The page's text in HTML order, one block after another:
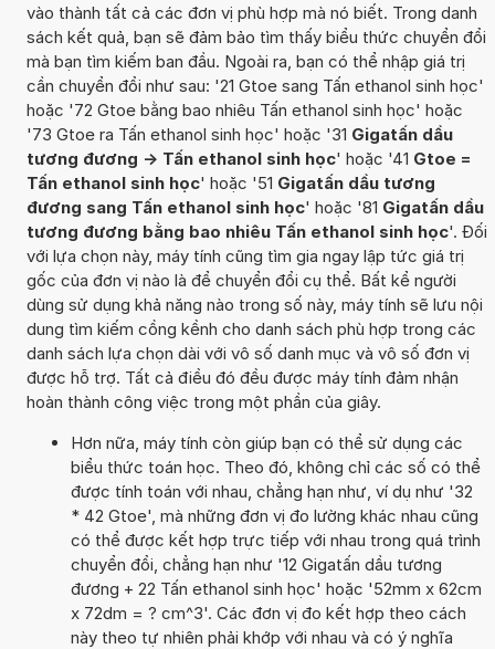
vào thành tất cả các đơn vị phù hợp mà nó biết. Trong danh
sách kết quả, bạn sẽ đảm bảo tìm thấy biểu thức chuyển đổi
mà bạn tìm kiếm ban đầu. Ngoài ra, bạn có thể nhập giá trị
cần chuyển đổi như sau: '21 Gtoe sang Tấn ethanol sinh học'
hoặc '72 Gtoe bằng bao nhiêu Tấn ethanol sinh học' hoặc
'73 Gtoe ra Tấn ethanol sinh học' hoặc '31 Gigatấn dầu
tương đương -> Tấn ethanol sinh học' hoặc '41 Gtoe =
Tấn ethanol sinh học' hoặc '51 Gigatấn dầu tương
đương sang Tấn ethanol sinh học' hoặc '81 Gigatấn dầu
tương đương bằng bao nhiêu Tấn ethanol sinh học'. Đối
với lựa chọn này, máy tính cũng tìm gia ngay lập tức giá trị
gốc của đơn vị nào là để chuyển đổi cụ thể. Bất kể người
dùng sử dụng khả năng nào trong số này, máy tính sẽ lưu nội
dung tìm kiếm cồng kềnh cho danh sách phù hợp trong các
danh sách lựa chọn dài với vô số danh mục và vô số đơn vị
được hỗ trợ. Tất cả điều đó đều được máy tính đảm nhận
hoàn thành công việc trong một phần của giây.
Hơn nữa, máy tính còn giúp bạn có thể sử dụng các
biểu thức toán học. Theo đó, không chỉ các số có thể
được tính toán với nhau, chẳng hạn như, ví dụ như '32
* 42 Gtoe', mà những đơn vị đo lường khác nhau cũng
có thể được kết hợp trực tiếp với nhau trong quá trình
chuyển đổi, chẳng hạn như '12 Gigatấn dầu tương
đương + 22 Tấn ethanol sinh học' hoặc '52mm x 62cm
x 72dm = ? cm^3'. Các đơn vị đo kết hợp theo cách
này theo tự nhiên phải khớp với nhau và có ý nghĩa